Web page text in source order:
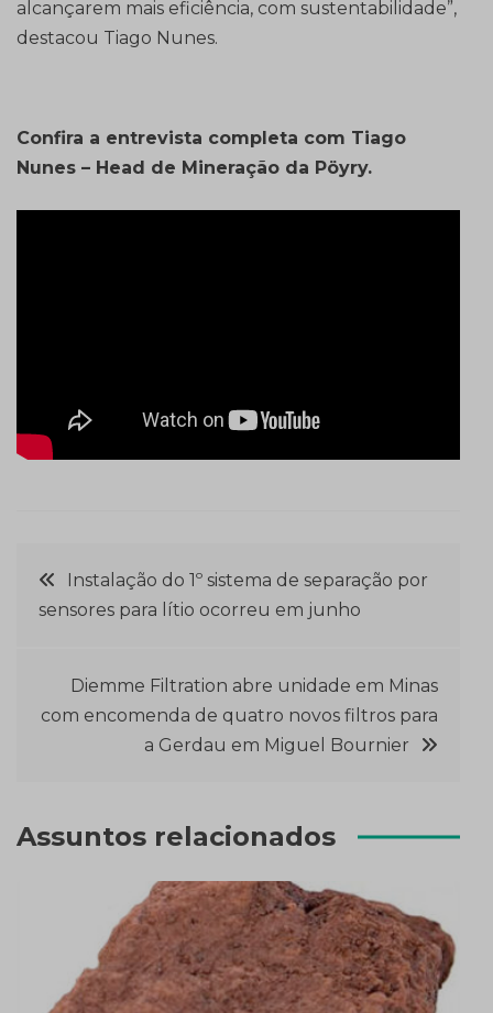
alcançarem mais eficiência, com sustentabilidade”,
destacou Tiago Nunes.
Confira a entrevista completa com Tiago
Nunes – Head de Mineração da Pöyry.
Navegação
de
Post
Instalação do 1º sistema de separação por
sensores para lítio ocorreu em junho
Diemme Filtration abre unidade em Minas
com encomenda de quatro novos filtros para
a Gerdau em Miguel Bournier
Assuntos relacionados